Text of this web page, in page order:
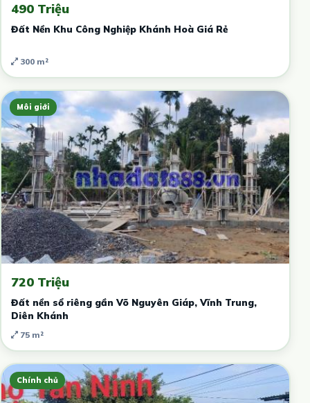
490 Triệu
Đất Nền Khu Công Nghiệp Khánh Hoà Giá Rẻ
300 m²
Môi giới
720 Triệu
Đất nền sổ riêng gần Võ Nguyên Giáp, Vĩnh Trung,
Diên Khánh
75 m²
Chính chủ